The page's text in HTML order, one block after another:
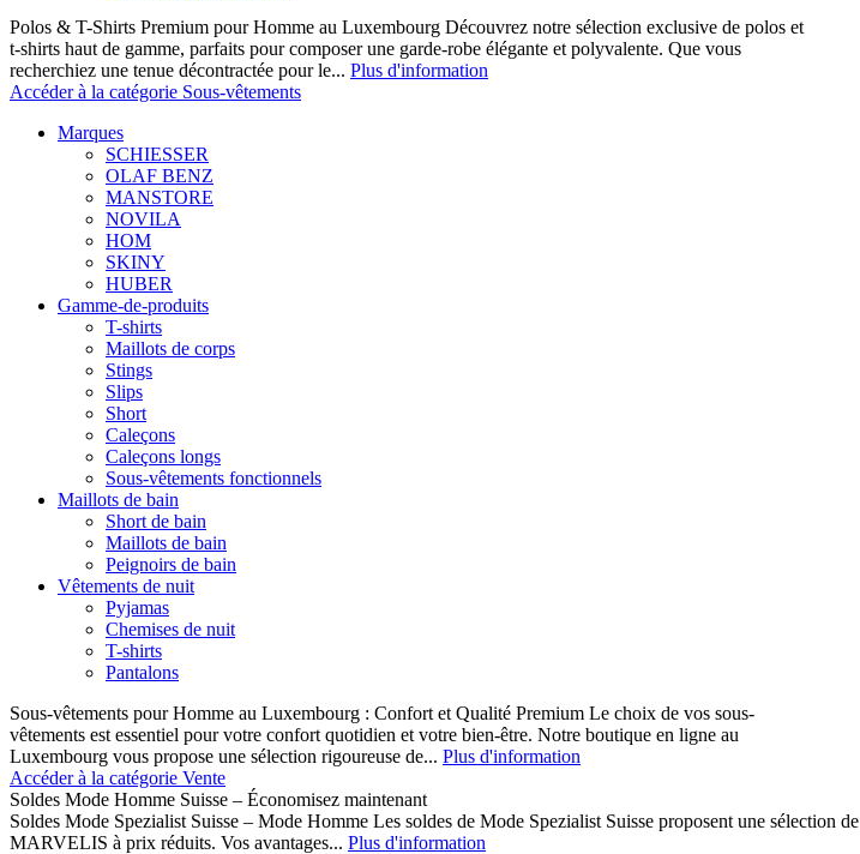
Polos & T-Shirts Premium pour Homme au Luxembourg Découvrez notre sélection exclusive de polos et
t-shirts haut de gamme, parfaits pour composer une garde-robe élégante et polyvalente. Que vous
recherchiez une tenue décontractée pour le... Plus d'information
Accéder à la catégorie Sous-vêtements
Marques
SCHIESSER
OLAF BENZ
MANSTORE
NOVILA
HOM
SKINY
HUBER
Gamme-de-produits
T-shirts
Maillots de corps
Stings
Slips
Short
Caleçons
Caleçons longs
Sous-vêtements fonctionnels
Maillots de bain
Short de bain
Maillots de bain
Peignoirs de bain
Vêtements de nuit
Pyjamas
Chemises de nuit
T-shirts
Pantalons
Sous-vêtements pour Homme au Luxembourg : Confort et Qualité Premium Le choix de vos sous-
vêtements est essentiel pour votre confort quotidien et votre bien-être. Notre boutique en ligne au
Luxembourg vous propose une sélection rigoureuse de... Plus d'information
Accéder à la catégorie Vente
Soldes Mode Homme Suisse – Économisez maintenant
Soldes Mode Spezialist Suisse – Mode Homme Les soldes de Mode Spezialist Suisse proposent une
MARVELIS à prix réduits. Vos avantages... Plus d'information